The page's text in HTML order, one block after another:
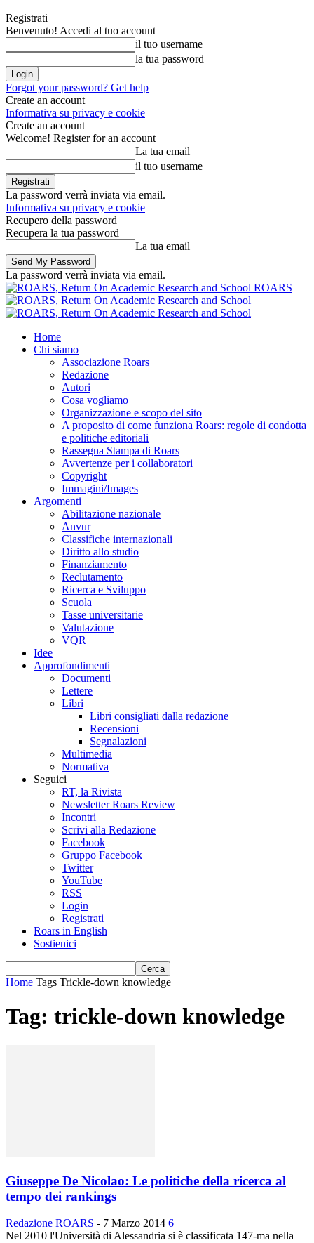
Registrati
Benvenuto! Accedi al tuo account
il tuo username
la tua password
Forgot your password? Get help
Create an account
Informativa su privacy e cookie
Create an account
Welcome! Register for an account
La tua email
il tuo username
La password verrà inviata via email.
Informativa su privacy e cookie
Recupero della password
Recupera la tua password
La tua email
La password verrà inviata via email.
ROARS
Home
Chi siamo
Associazione Roars
Redazione
Autori
Cosa vogliamo
Organizzazione e scopo del sito
A proposito di come funziona Roars: regole di condotta
e politiche editoriali
Rassegna Stampa di Roars
Avvertenze per i collaboratori
Copyright
Immagini/Images
Argomenti
Abilitazione nazionale
Anvur
Classifiche internazionali
Diritto allo studio
Finanziamento
Reclutamento
Ricerca e Sviluppo
Scuola
Tasse universitarie
Valutazione
VQR
Idee
Approfondimenti
Documenti
Lettere
Libri
Libri consigliati dalla redazione
Recensioni
Segnalazioni
Multimedia
Normativa
Seguici
RT, la Rivista
Newsletter Roars Review
Incontri
Scrivi alla Redazione
Facebook
Gruppo Facebook
Twitter
YouTube
RSS
Login
Registrati
Roars in English
Sostienici
Home Tags Trickle-down knowledge
Tag: trickle-down knowledge
Giuseppe De Nicolao: Le politiche della ricerca al
tempo dei rankings
Redazione ROARS - 7 Marzo 2014 6
Nel 2010 l'Università di Alessandria si è classificata 147-ma nella